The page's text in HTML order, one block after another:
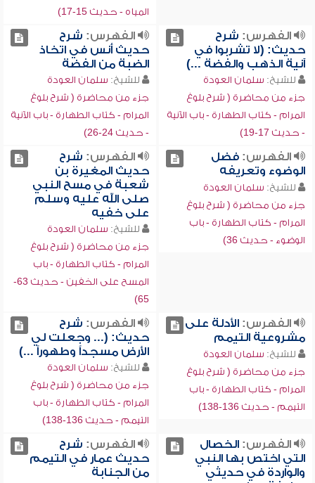
المياه - حديث 15-17)
الفهرس: شرح
حديث: (لا تشربوا في
آنية الذهب والفضة ...)
للشيخ: سلمان العودة
جزء من محاضرة ( شرح بلوغ
المرام - كتاب الطهارة - باب الآنية
- حديث 17-19)
الفهرس: شرح
حديث أنس في اتخاذ
الضبة من الفضة
للشيخ: سلمان العودة
جزء من محاضرة ( شرح بلوغ
المرام - كتاب الطهارة - باب الآنية
- حديث 24-26)
الفهرس:فضل
الوضوء وتعريفه
للشيخ: سلمان العودة
جزء من محاضرة ( شرح بلوغ
المرام - كتاب الطهارة - باب
الوضوء - حديث 36)
الفهرس: شرح
حديث المغيرة بن
شعبة في مسح النبي
صلى الله عليه وسلم
على خفيه
للشيخ: سلمان العودة
جزء من محاضرة ( شرح بلوغ
المرام - كتاب الطهارة - باب
المسح على الخفين - حديث 63-
65)
الفهرس:الأدلة على
مشروعية التيمم
للشيخ: سلمان العودة
جزء من محاضرة ( شرح بلوغ
المرام - كتاب الطهارة - باب
التيمم - حديث 136-138)
الفهرس: شرح
حديث: (... وجعلت لي
الأرض مسجداً وطهوراً ...)
للشيخ: سلمان العودة
جزء من محاضرة ( شرح بلوغ
المرام - كتاب الطهارة - باب
التيمم - حديث 136-138)
الفهرس:الخصال
التي اختص بها النبي
والواردة في حديثي
الفهرس: شرح
حديث عمار في التيمم
من الجنابة